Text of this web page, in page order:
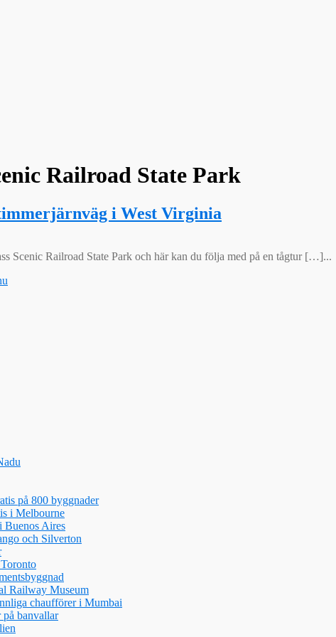
Railroad State Park
i West Virginia
Scenic Railroad State Park och här kan du följa med på en tågtur […]...
på 800 byggnader
i Melbourne
Buenos Aires
och Silverton
Railway Museum
chaufförer i Mumbai
banvallar